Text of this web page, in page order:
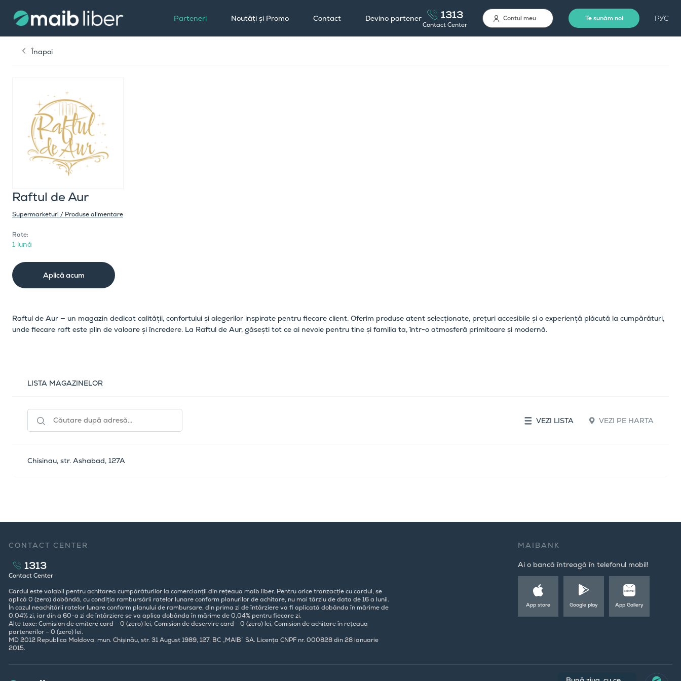
Parteneri Noutăți și Promo Contact Devino partener 1313
Contact Center
Contul meu Te sunăm noi РУС
Înapoi
Raftul de Aur
Supermarketuri / Produse alimentare
Rate:
1 lună
Aplică acum
Raftul de Aur — un magazin dedicat calității, confortului și alegerilor inspirate pentru fiecare client. Oferim produse atent selecționate, prețuri accesibile și o experiență plăcută la cumpărături,
unde fiecare raft este plin de valoare și încredere. La Raftul de Aur, găsești tot ce ai nevoie pentru tine și familia ta, într-o atmosferă primitoare și modernă.
LISTA MAGAZINELOR
VEZI LISTA VEZI PE HARTA
Chisinau, str. Ashabad, 127A
CONTACT CENTER
1313
Contact Center
Cardul este valabil pentru achitarea cumpărăturilor la comercianții din rețeaua maib liber. Pentru orice tranzacție cu cardul, se
aplică 0 (zero) dobândă, cu condiția rambursării ratelor lunare conform planurilor de achitare, nu mai târziu de data de 16 a lunii.
În cazul neachitării ratelor lunare conform planului de rambursare, din prima zi de întârziere va fi aplicată dobânda în mărime de
0,04% zi, iar din a 60-a zi de întârziere se va aplica dobânda în mărime de 0,04% pentru fiecare zi.
Alte taxe: Comision de emitere card – 0 (zero) lei, Comision de deservire card - 0 (zero) lei, Comision de achitare în rețeaua
partenerilor – 0 (zero) lei.
MD 2012 Republica Moldova, mun. Chișinău, str. 31 August 1989, 127, BC „MAIB” SA. Licența CNPF nr. 000828 din 28 ianuarie
2015.
MAIBANK
Ai o bancă întreagă în telefonul mobil!
App store Google play App Gallery